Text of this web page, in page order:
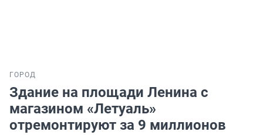
ГОРОД
Здание на площади Ленина с
магазином «Летуаль»
отремонтируют за 9 миллионов